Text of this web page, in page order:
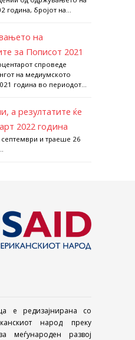
бројот на...
на
за Пописот 2021
спроведе
на медиумското
година во периодот...
а резултатите ќе
2022 година
и траеше 26
е редизајнирана со
народ преку
меѓународен развој